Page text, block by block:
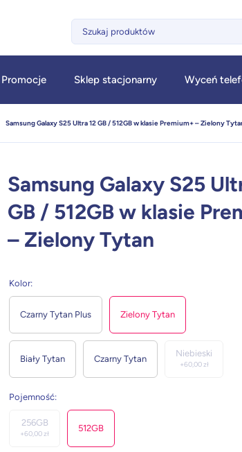
Promocje Sklep stacjonarny Wyceń
Samsung Galaxy S25 Ultra 12 GB / 512GB w klasie Premium+ – Zielony
Samsung Galaxy S25
GB / 512GB w klasie
– Zielony Tytan
Kolor:
Czarny Tytan Plus Zielony Tytan
Biały Tytan Czarny Tytan
Niebieski
+60,00zł
Pojemność:
256GB
+60,00zł
512GB